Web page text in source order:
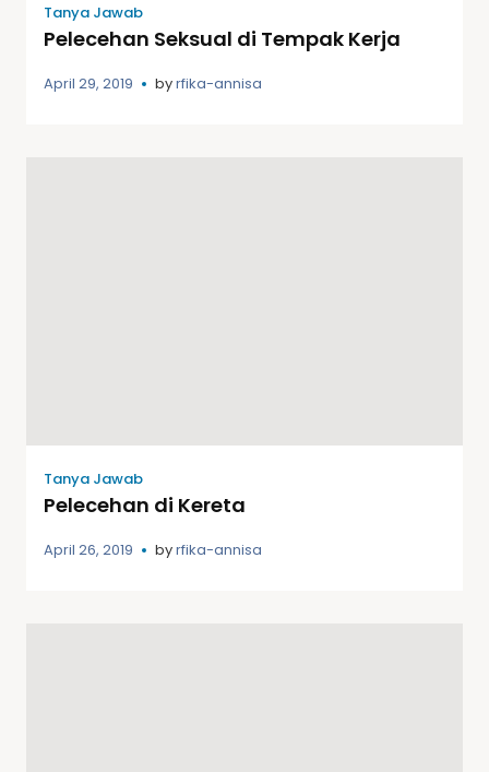
Tanya Jawab
Pelecehan Seksual di Tempak Kerja
April 29, 2019 byrfika-annisa
Tanya Jawab
Pelecehan di Kereta
April 26, 2019 byrfika-annisa